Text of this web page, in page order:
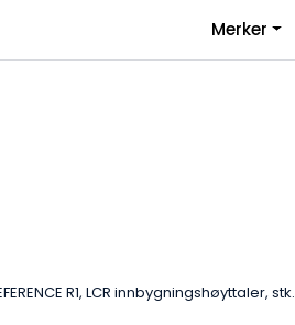
Merker
R1, LCR innbygningshøyttaler, stk.